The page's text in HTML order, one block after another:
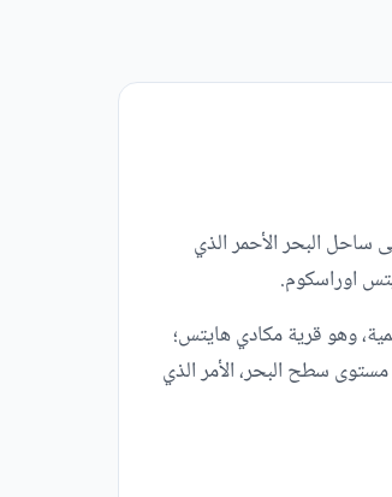
متر مربع، وتتميز بطبيعة ساحرة على ساحل البحر الأحمر الذي
اوراسكوم.
وهو قرية مكادي هايتس؛
واختيار موقع مشروع مكادي هايتس الغردقة المتميز في سماء سيناء الزرقاء، على ارتفاع 70 مترًا فوق مستوى سطح البحر، الأمر الذي